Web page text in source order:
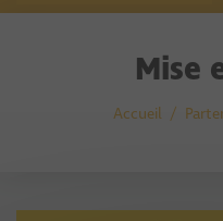
Mise
Accueil